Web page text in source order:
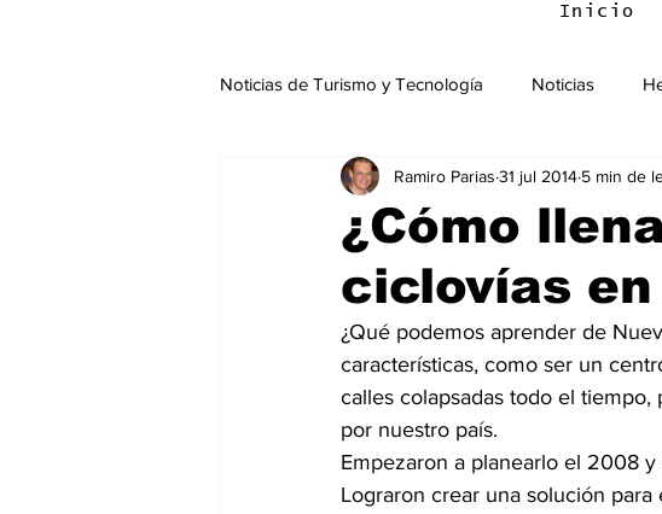
Inicio
Noticias de Turismo y Tecnología Noticias
Negocios Internacionales
¿Cómo
ciclovías en
Ramiro Parias 31 jul 2014 5 min de
¿Qué podemos aprender de
características, como ser un
calles colapsadas todo el
por nuestro país.
Empezaron a planearlo el 2008
Lograron crear una solución